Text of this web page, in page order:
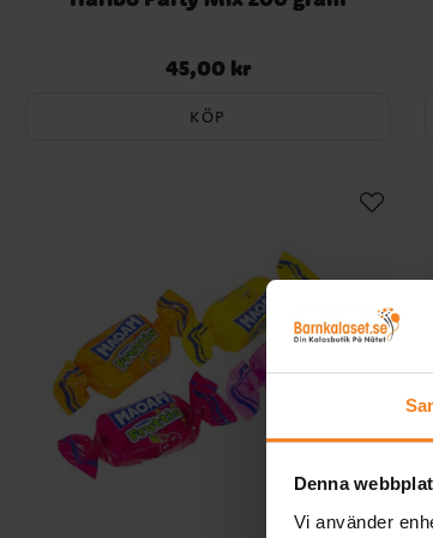
Denna
Vi använder
Pris:45,00 kr
45,00 kr
KÖP